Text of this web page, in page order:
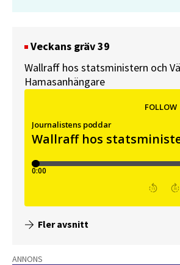
Veckans gräv 39
Wallraff hos statsministern och
Hamasanhängare
Fler avsnitt
ANNONS